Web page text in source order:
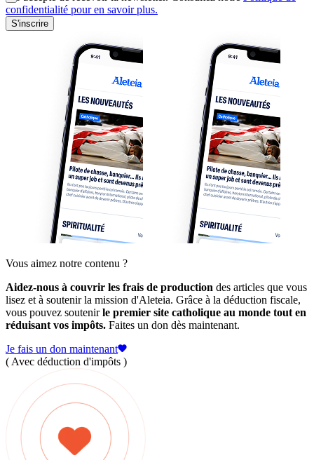
confidentialité pour en savoir plus.
S'inscrire
Vous aimez notre contenu ?
Aidez-nous à couvrir les frais de production des articles que vous
lisez et à soutenir la mission d'Aleteia. Grâce à la déduction fiscale,
vous pouvez soutenirle premier site catholique au monde tout en
réduisant vos impôts. Faites un don dès maintenant.
Je fais un don maintenant
( Avec déduction d'impôts )